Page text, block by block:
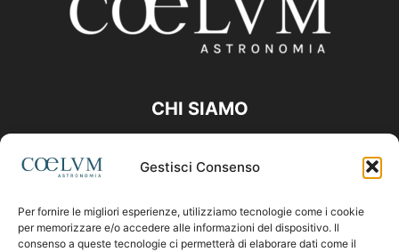
Gestisci Consenso
Per fornire le migliori esperienze, utilizziamo tecnologie come i cookie
per memorizzare e/o accedere alle informazioni del dispositivo. Il
consenso a queste tecnologie ci permetterà di elaborare dati come il
CHI SIAMO
Contattaci:coelumastro@coelum.com
SEGUICI